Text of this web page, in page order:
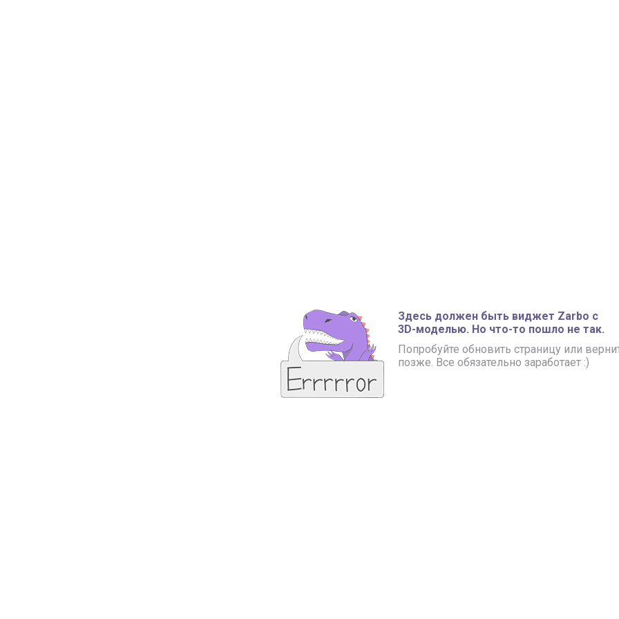
Здесь должен быть виджет Zarbo с
3D-моделью. Но что-то пошло не так.
Попробуйте обновить страницу или
позже. Все обязательно заработает :)